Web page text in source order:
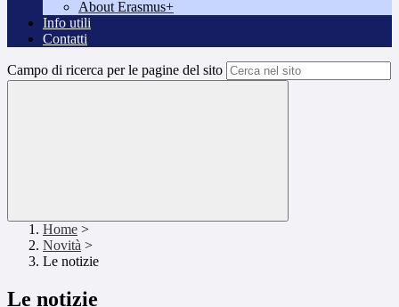
About Erasmus+
Info utili
Contatti
Campo di ricerca per le pagine del sito
Home >
Novità >
Le notizie
Le notizie